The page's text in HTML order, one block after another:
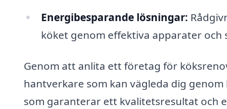
Energibesparande lösningar:
köket genom effektiva apparater och
Genom att anlita ett företag för
hantverkare som kan vägleda dig
som garanterar ett kvalitetsresultat och